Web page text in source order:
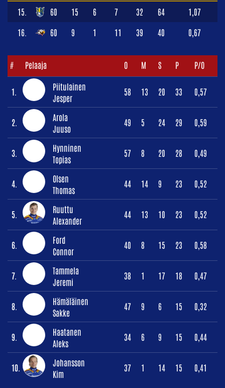
15. 60 15 6 7 32 64 1,07
16. 60 9 1 11 39 40 0,67
# Pelaaja O M S P P/O
1.
Piitulainen
Jesper
58 13 20 33 0,57
2.
Arola
Juuso
49 5 24 29 0,59
3.
Hynninen
Topias
57 8 20 28 0,49
4.
Olsen
Thomas
44 14 9 23 0,52
5.
Ruuttu
Alexander
44 13 10 23 0,52
6.
Ford
Connor
40 8 15 23 0,58
7.
Tammela
Jeremi
38 1 17 18 0,47
8.
Hämäläinen
Sakke
47 9 6 15 0,32
9.
Haatanen
Aleks
34 6 9 15 0,44
10.
Johansson
Kim
37 1 14 15 0,41